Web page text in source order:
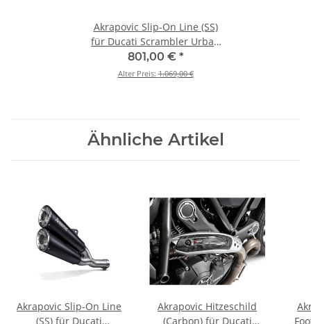
Akrapovic Slip-On Line (SS)
für Ducati Scrambler Urban
Motard/Nightshift/Icon/Icon
Dark/Desert Sled - BJ. 2021 >
801,00 € *
Alter Preis:1.069,00 €
Ähnliche Artikel
Akrapovic Slip-On Line
(SS) für Ducati
Akrapovic Hitzeschild
(Carbon) für Ducati